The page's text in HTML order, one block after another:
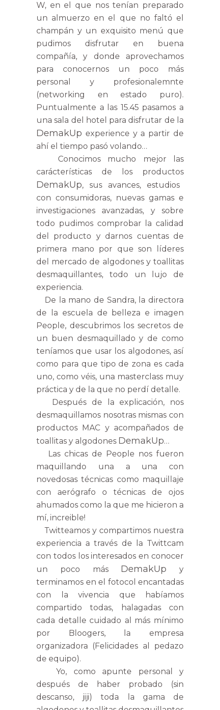
W, en el que nos tenían preparado
un almuerzo en el que no faltó el
champán y un exquisito menú que
pudimos disfrutar en buena
compañía, y donde aprovechamos
para conocernos un poco más
personal y profesionalemnte
(networking en estado puro).
Puntualmente a las 15.45 pasamos a
una sala del hotel para disfrutar de la
DemakUp experience y a partir de
ahí el tiempo pasó volando…
Conocimos mucho mejor las
carácterísticas de los productos
DemakUp, sus avances, estudios
con consumidoras, nuevas gamas e
investigaciones avanzadas, y sobre
todo pudimos comprobar la calidad
del producto y darnos cuentas de
primera mano por que son líderes
del mercado de algodones y toallitas
desmaquillantes, todo un lujo de
experiencia.
De la mano de Sandra, la directora
de la escuela de belleza e imagen
People, descubrimos los secretos de
un buen desmaquillado y de como
teníamos que usar los algodones, así
como para que tipo de zona es cada
uno, como véis, una masterclass muy
práctica y de la que no perdí detalle.
Después de la explicación, nos
desmaquillamos nosotras mismas con
productos MAC y acompañados de
toallitas y algodones DemakUp…
Las chicas de People nos fueron
maquillando una a una con
novedosas técnicas como maquillaje
con aerógrafo o técnicas de ojos
ahumados como la que me hicieron a
mí, increible!
Twitteamos y compartimos nuestra
experiencia a través de la Twittcam
con todos los interesados en conocer
un poco más DemakUp y
terminamos en el fotocol encantadas
con la vivencia que habíamos
compartido todas, halagadas con
cada detalle cuidado al más mínimo
por Bloogers, la empresa
organizadora (Felicidades al pedazo
de equipo).
Yo, como apunte personal y
después de haber probado (sin
descanso, jiji) toda la gama de